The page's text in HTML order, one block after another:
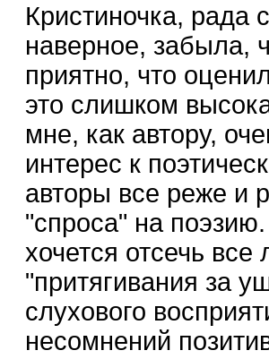
Кристиночка, рада
наверное, забыла,
приятно, что
это слишком
мне, как автору,
интерес к
авторы все реже и
"спроса" на
хочется отсечь
"притягивания за
слухового
несомнений